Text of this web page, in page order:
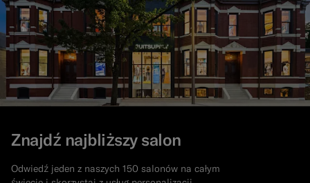
Znajdź najbliższy salon
Odwiedź jeden z naszych 150 salonów na całym